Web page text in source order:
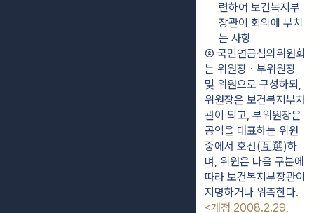
련하여 보건복지부
장관이 회의에 부치
는 사항
② 국민연금심의위원회
는 위원장ㆍ부위원장
및 위원으로 구성하되,
위원장은 보건복지부차
관이 되고, 부위원장은
공익을 대표하는 위원
중에서 호선(互選)하
며, 위원은 다음 구분에
따라 보건복지부장관이
<개정 2008.2.29,